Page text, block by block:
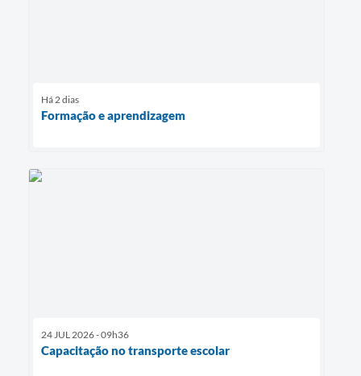
Há 2 dias
Formação e aprendizagem
24 JUL 2026 - 09h36
Capacitação no transporte escolar